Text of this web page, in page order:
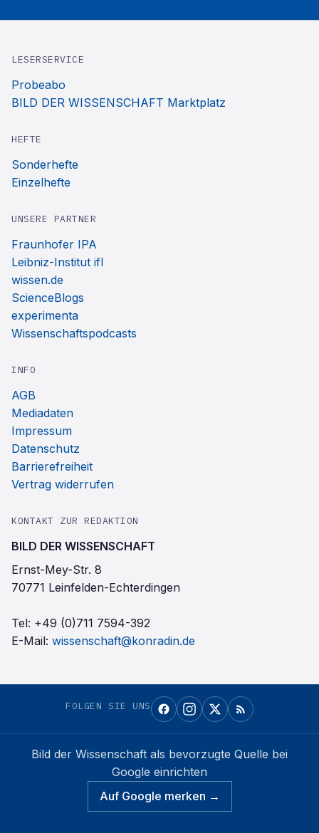
LESERSERVICE
Probeabo
BILD DER WISSENSCHAFT Marktplatz
HEFTE
Sonderhefte
Einzelhefte
UNSERE PARTNER
Fraunhofer IPA
Leibniz-Institut ifl
wissen.de
ScienceBlogs
experimenta
Wissenschaftspodcasts
INFO
AGB
Mediadaten
Impressum
Datenschutz
Barrierefreiheit
Vertrag widerrufen
KONTAKT ZUR REDAKTION
BILD DER WISSENSCHAFT
Ernst-Mey-Str. 8
70771 Leinfelden-Echterdingen
Tel: +49 (0)711 7594-392
E-Mail: wissenschaft@konradin.de
FOLGEN SIE UNS
Bild der Wissenschaft als bevorzugte Quelle bei
Google einrichten
Auf Google merken →